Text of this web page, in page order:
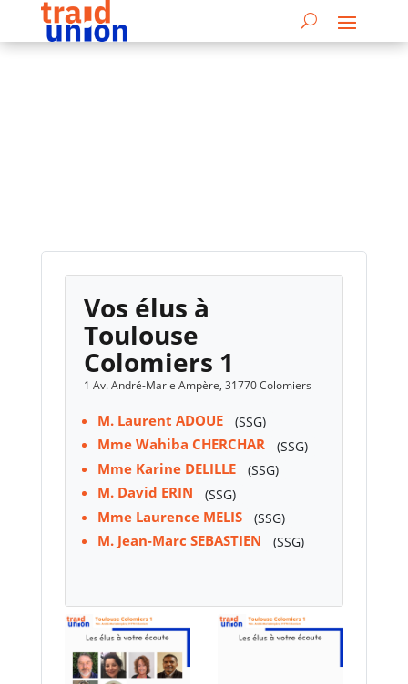
Vos élus à
Toulouse
Colomiers 1
1 Av. André-Marie Ampère, 31770 Colomiers
M. Laurent ADOUE (SSG)
Mme Wahiba CHERCHAR (SSG)
Mme Karine DELILLE (SSG)
M. David ERIN (SSG)
Mme Laurence MELIS (SSG)
M. Jean-Marc SEBASTIEN (SSG)